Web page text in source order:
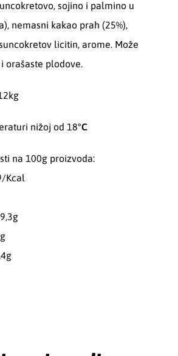
sojino i palmino u
nemasni kakao prah (25%),
licitin, arome. Može
orašaste plodove.
nižoj od 18°C
na 100g proizvoda:
Kcal